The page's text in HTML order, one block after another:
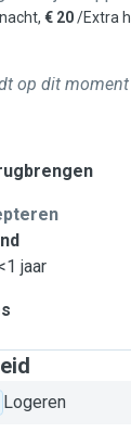
€ 20/Extra
op dit
jaar
Logeren